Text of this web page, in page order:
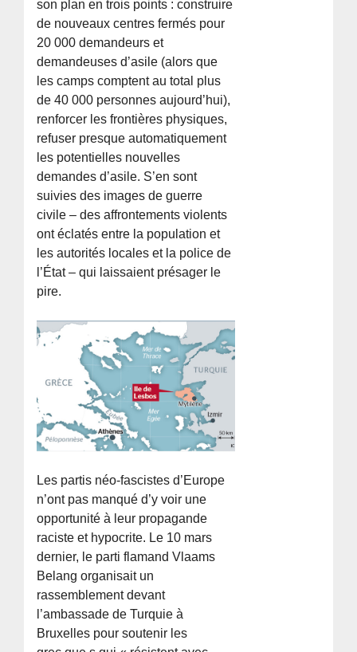
son plan en trois points : construire
de nouveaux centres fermés pour
20 000 demandeurs et
demandeuses d’asile (alors que
les camps comptent au total plus
de 40 000 personnes aujourd’hui),
renforcer les frontières physiques,
refuser presque automatiquement
les potentielles nouvelles
demandes d’asile. S’en sont
suivies des images de guerre
civile – des affrontements violents
ont éclatés entre la population et
les autorités locales et la police de
l’État – qui laissaient présager le
pire.
Les partis néo-fascistes d’Europe
n’ont pas manqué d’y voir une
opportunité à leur propagande
raciste et hypocrite. Le 10 mars
dernier, le parti flamand Vlaams
Belang organisait un
rassemblement devant
l’ambassade de Turquie à
Bruxelles pour soutenir les